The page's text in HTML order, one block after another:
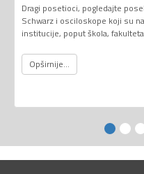
Dragi posetioci, pogledajte
Schwarz i osciloskope koji su
institucije, poput škola,
Opširnije...